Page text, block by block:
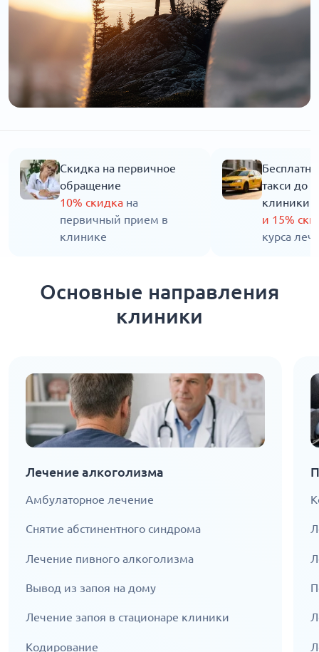
Скидка на первичное
обращение
10% скидка на
первичный прием в
клинике
такси до
клиники
и 15%
курса
Основные направления
клиники
Лечение алкоголизма
Амбулаторное лечение
Снятие абстинентного синдрома
Лечение пивного алкоголизма
Вывод из запоя на дому
Лечение запоя в стационаре клиники
Кодирование